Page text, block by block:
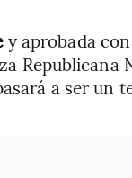
y aprobada
Republicana
a ser un